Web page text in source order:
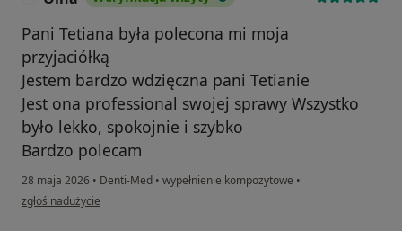
Pani Tetiana była polecona mi moja
przyjaciółką
Jestem bardzo wdzięczna pani Tetianie
Jest ona professional swojej sprawy Wszystko
było lekko, spokojnie i szybko
Bardzo polecam
28 maja 2026 • Denti-Med • wypełnienie kompozytowe •
w opinii użytkownika Olha
zgłoś nadużycie